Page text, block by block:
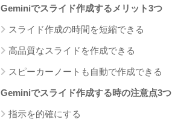
Geminiでスライド作成するメリット3つ
スライド作成の時間を短縮できる
高品質なスライドを作成できる
スピーカーノートも自動で作成できる
Geminiでスライド作成する時の注意点3つ
指示を的確にする